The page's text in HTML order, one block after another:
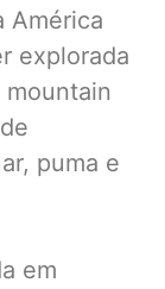
América
explorada
puma e
em